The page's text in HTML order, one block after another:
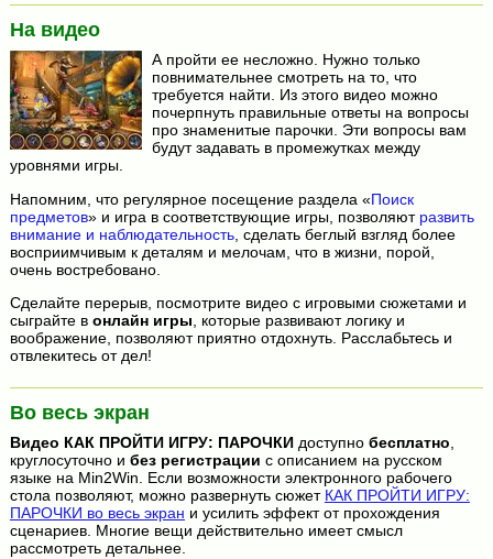
На видео
А пройти ее несложно. Нужно только
повнимательнее смотреть на то, что
требуется найти. Из этого видео можно
почерпнуть правильные ответы на вопросы
про знаменитые парочки. Эти вопросы вам
будут задавать в промежутках между
уровнями игры.
Напомним, что регулярное посещение раздела «Поиск
предметов» и игра в соответствующие игры, позволяют развить
внимание и наблюдательность, сделать беглый взгляд более
восприимчивым к деталям и мелочам, что в жизни, порой,
очень востребовано.
Сделайте перерыв, посмотрите видео с игровыми сюжетами и
сыграйте в онлайн игры , которые развивают логику и
воображение, позволяют приятно отдохнуть. Расслабьтесь и
отвлекитесь от дел!
Во весь экран
Видео КАК ПРОЙТИ ИГРУ: ПАРОЧКИдоступно бесплатно
круглосуточно и без регистрации с описанием на русском
языке на Min2Win. Если возможности электронного рабочего
стола позволяют, можно развернуть сюжет КАК ПРОЙТИ ИГРУ:
ПАРОЧКИ во весь экран и усилить эффект от прохождения
сценариев. Многие вещи действительно имеет смысл
рассмотреть детальнее.